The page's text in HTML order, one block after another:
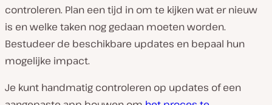
controleren. Plan een tijd in om te kijken wat er nieuw
is en welke taken nog gedaan moeten worden.
Bestudeer de beschikbare updates en bepaal hun
mogelijke impact.
Je kunt handmatig controleren op updates of een